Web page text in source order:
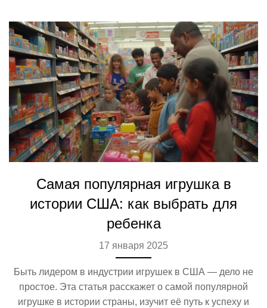
Самая популярная игрушка в
истории США: как выбрать для
ребенка
17 января 2025
Быть лидером в индустрии игрушек в США — дело не
простое. Эта статья расскажет о самой популярной
игрушке в истории страны, изучит её путь к успеху и